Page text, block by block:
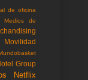
de oficina
Medios de
Movilidad
Group
Netflix